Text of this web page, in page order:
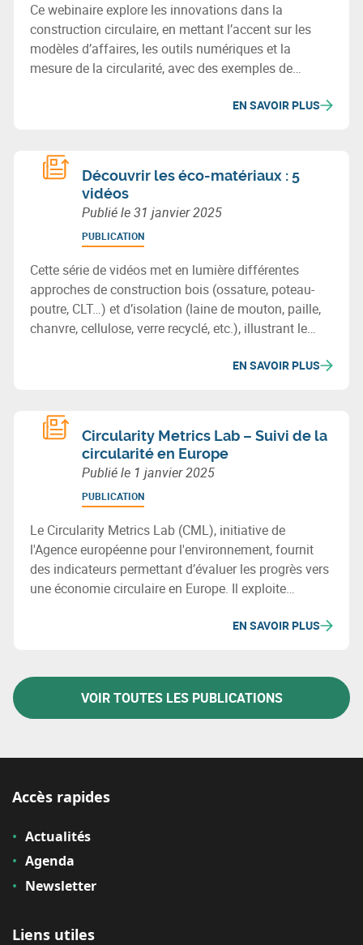
Ce webinaire explore les innovations dans la
construction circulaire, en mettant l’accent sur les
modèles d’affaires, les outils numériques et la
mesure de la circularité, avec des exemples de
EN SAVOIR PLUS
Découvrir les éco-matériaux : 5
vidéos
Publié le31 janvier 2025
PUBLICATION
Cette série de vidéos met en lumière différentes
approches de construction bois (ossature, poteau-
poutre, CLT…) et d’isolation (laine de mouton, paille,
chanvre, cellulose, verre recyclé, etc.), illustrant le
EN SAVOIR PLUS
Circularity Metrics Lab – Suivi de la
circularité en Europe
Publié le 1 janvier 2025
PUBLICATION
Le Circularity Metrics Lab (CML), initiative de
l'Agence européenne pour l'environnement, fournit
des indicateurs permettant d’évaluer les progrès vers
une économie circulaire en Europe. Il exploite
en quatre catégories : cadre habilitant, entreprises,
EN SAVOIR PLUS
VOIR TOUTES LES PUBLICATIONS
Accès rapides
Actualités
Agenda
Newsletter
Liens utiles